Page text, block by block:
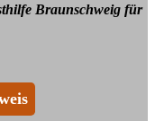
Braunschweig für